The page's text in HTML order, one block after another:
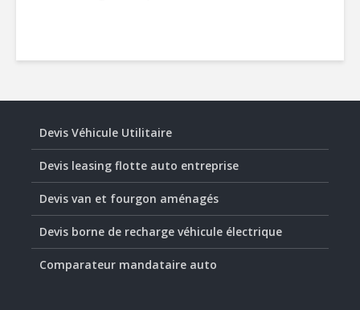
Devis Véhicule Utilitaire
Devis leasing flotte auto entreprise
Devis van et fourgon aménagés
Devis borne de recharge véhicule électrique
Comparateur mandataire auto